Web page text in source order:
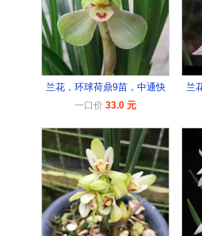
兰花，环球荷鼎9苗，中通快
一口价 33.0 元
兰